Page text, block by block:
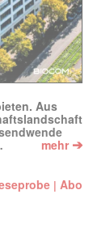
Aus
mehr ➔
|Abo